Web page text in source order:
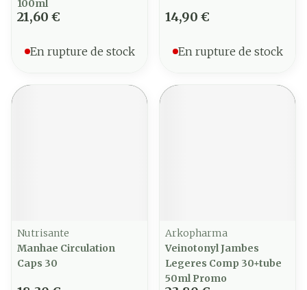
100ml
21,60 €
En rupture de stock
14,90 €
En rupture de stock
Nutrisante
Manhae Circulation
Caps 30
Arkopharma
Veinotonyl Jambes
Legeres Comp 30+tube
50ml Promo